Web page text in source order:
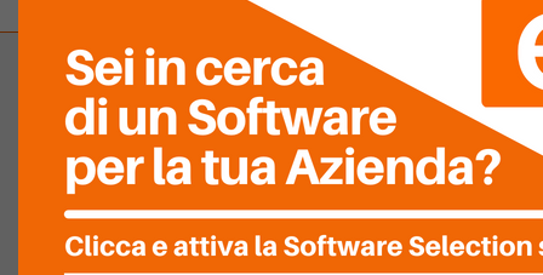
Company
Chi Siamo
Partnership – Patrocini